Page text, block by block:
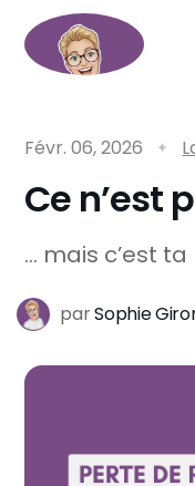
Févr. 06, 2026
Ce n’est
… mais c’est
parSophie